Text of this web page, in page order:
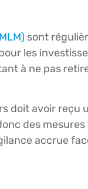
sont
les
à ne pas
doit avoir reçu
des
accrue